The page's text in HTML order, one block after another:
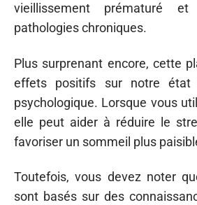
vieillissement prématuré
pathologies chroniques.
Plus surprenant encore, cette
effets positifs sur notre état
psychologique. Lorsque vous
elle peut aider à réduire le
favoriser un sommeil plus
Toutefois, vous devez noter
sont basés sur des